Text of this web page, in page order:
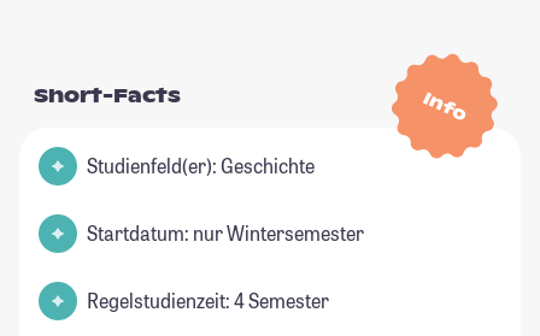
Info
Short-Facts
Studienfeld(er): Geschichte
Startdatum: nur Wintersemester
Regelstudienzeit: 4 Semester